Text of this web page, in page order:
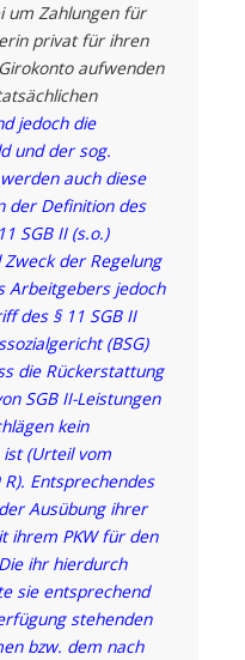
um Zahlungen für
privat für ihren
aufwenden
jedoch die
und der sog.
auch diese
der Definition des
SGB II (s.o.)
der Regelung
Arbeitgebers jedoch
des § 11 SGB II
(BSG)
die Rückerstattung
SGB II-Leistungen
kein
(Urteil vom
Entsprechendes
Ausübung ihrer
ihrem PKW für den
ihr hierdurch
sie entsprechend
stehenden
bzw. dem nach